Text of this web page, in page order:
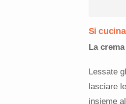
Si
La
Lessate
lasciare
insieme